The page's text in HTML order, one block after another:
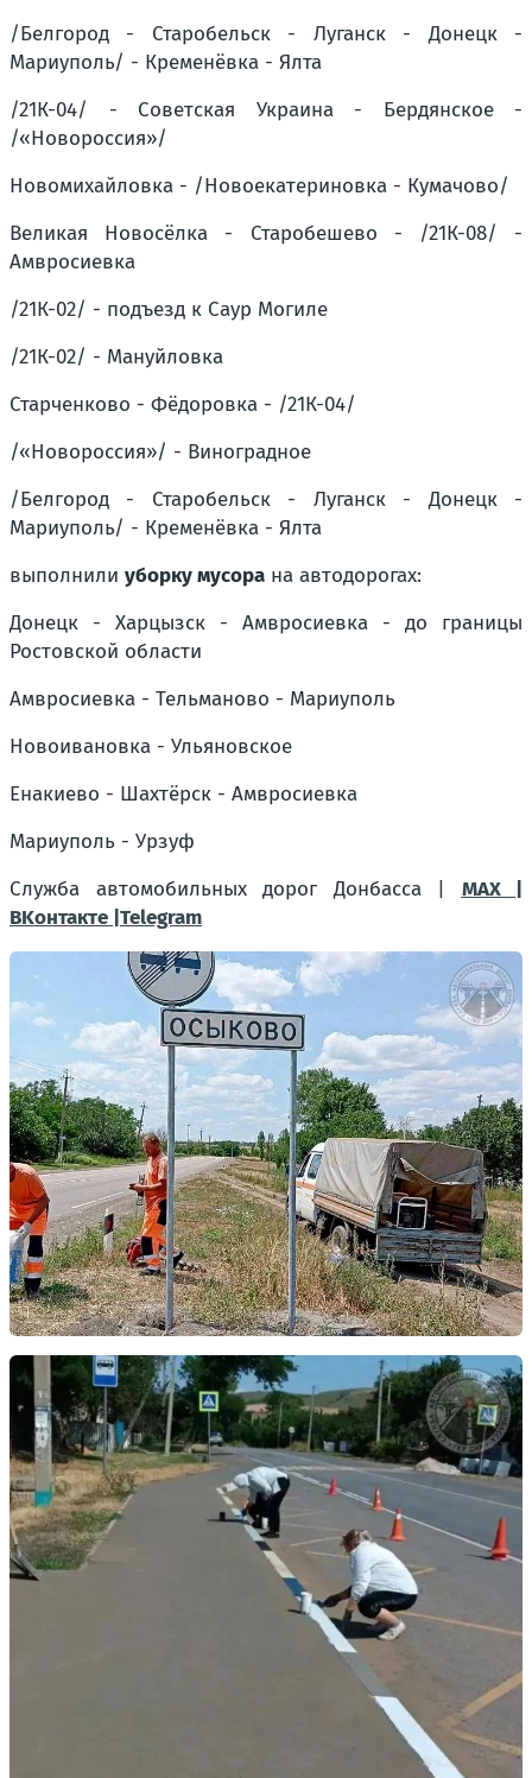
/Белгород - Старобельск - Луганск - Донецк -
Мариуполь/ - Кременёвка - Ялта
/21К-04/ - Советская Украина - Бердянское -
/«Новороссия»/
Новомихайловка - /Новоекатериновка - Кумачово/
Великая Новосёлка - Старобешево - /21К-08/ -
Амвросиевка
/21К-02/ - подъезд к Саур Могиле
/21К-02/ - Мануйловка
Старченково - Фёдоровка - /21К-04/
/«Новороссия»/ - Виноградное
/Белгород - Старобельск - Луганск - Донецк -
Мариуполь/ - Кременёвка - Ялта
выполнили уборку мусора на автодорогах:
Донецк - Харцызск - Амвросиевка - до границы
Ростовской области
Амвросиевка - Тельманово - Мариуполь
Новоивановка - Ульяновское
Енакиево - Шахтёрск - Амвросиевка
Мариуполь - Урзуф
Служба автомобильных дорог Донбасса | MAX |
BKонтакте |Telegram